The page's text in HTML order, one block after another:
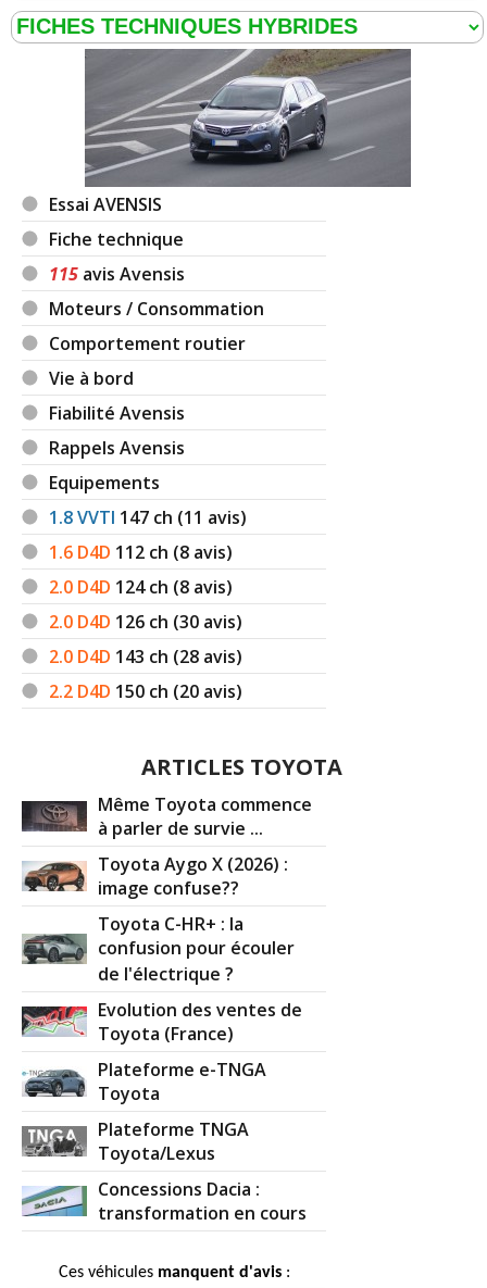
Essai AVENSIS
Fiche technique
115 avis Avensis
Moteurs / Consommation
Comportement routier
Vie à bord
Fiabilité Avensis
Rappels Avensis
Equipements
1.8 VVTI 147 ch (11 avis)
1.6 D4D 112 ch (8 avis)
2.0 D4D 124ch (8 avis)
2.0 D4D 126 ch (30 avis)
2.0 D4D 143 ch (28 avis)
2.2 D4D 150 ch (20 avis)
ARTICLES TOYOTA
Même Toyota commence
à parler de survie ...
Toyota Aygo X (2026) :
image confuse??
Toyota C-HR+ : la
confusion pour écouler
de l'électrique ?
Evolution des ventes de
Toyota (France)
Plateforme e-TNGA
Toyota
Plateforme TNGA
Toyota/Lexus
Concessions Dacia :
transformation en cours
Ces véhicules manquent d'avis: